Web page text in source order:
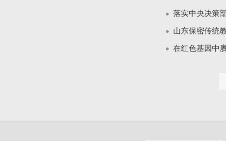
落实中央决策
山东保密传统
在红色基因中